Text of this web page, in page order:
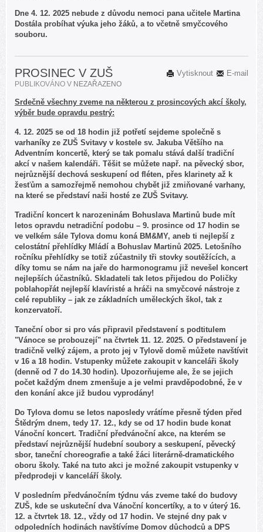
Dne 4. 12. 2025 nebude z důvodu nemoci pana učitele Martina
Dostála probíhat výuka jeho žáků, a to včetně smyčcového
souboru.
E-mail
Vytisknout
PROSINEC V ZUŠ
PUBLIKOVÁNO V NEZAŘAZENO
Srdečně všechny zveme na některou z prosincových akcí školy,
výběr bude opravdu pestrý:
4. 12. 2025 se od 18 hodin již potřetí sejdeme společně s
varhaníky ze ZUŠ Svitavy v kostele sv. Jakuba Většího na
Adventním koncertě, který se tak pomalu stává další tradiční
akcí v našem kalendáři. Těšit se můžete např. na pěvecký sbor,
nejrůznější dechová seskupení od fléten, přes klarinety až k
žesťům a samozřejmě nemohou chybět již zmiňované varhany,
na které se představí naši hosté ze ZUŠ Svitavy.
Tradiční koncert k narozeninám Bohuslava Martinů bude mít
letos opravdu netradiční podobu – 9. prosince od 17 hodin se
ve velkém sále Tylova domu koná BM&MY, aneb ti nejlepší z
celostátní přehlídky Mládí a Bohuslav Martinů 2025. Letošního
ročníku přehlídky se totiž zúčastnily tři stovky soutěžících, a
díky tomu se nám na jaře do harmonogramu již nevešel koncert
nejlepších účastníků. Skladateli tak letos přijedou do Poličky
poblahopřát nejlepší klavíristé a hráči na smyčcové nástroje z
celé republiky – jak ze základních uměleckých škol, tak z
konzervatoří.
Taneční obor si pro vás připravil představení s podtitulem
"Vánoce se probouzejí" na čtvrtek 11. 12. 2025. O představení je
tradičně velký zájem, a proto jej v Tylově domě můžete navštívit
v 16 a 18 hodin. Vstupenky můžete zakoupit v kanceláři školy
(denně od 7 do 14.30 hodin). Upozorňujeme ale, že se jejich
počet každým dnem zmenšuje a je velmi pravděpodobné, že v
den konání akce již budou vyprodány!
Do Tylova domu se letos naposledy vrátíme přesně týden před
Štědrým dnem, tedy 17. 12., kdy se od 17 hodin bude konat
Vánoční koncert. Tradiční předvánoční akce, na kterém se
představí nejrůznější hudební soubory a seskupení, pěvecký
sbor, taneční choreografie a také žáci literárně-dramatického
oboru školy. Také na tuto akci je možné zakoupit vstupenky v
předprodeji v kanceláří školy.
V posledním předvánočním týdnu vás zveme také do budovy
ZUŠ, kde se uskuteční dva Vánoční koncertíky, a to v úterý 16.
12. a čtvrtek 18. 12., vždy od 17 hodin. Ve stejné dny pak v
odpoledních hodinách navštívíme Domov důchodců a DPS